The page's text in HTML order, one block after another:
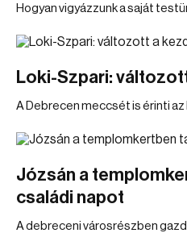
Hogyan vigyázzunk a saját
Loki-Szpari:
A Debrecen meccsét is érinti az
Józsán a
családi napot
A debreceni városrészben